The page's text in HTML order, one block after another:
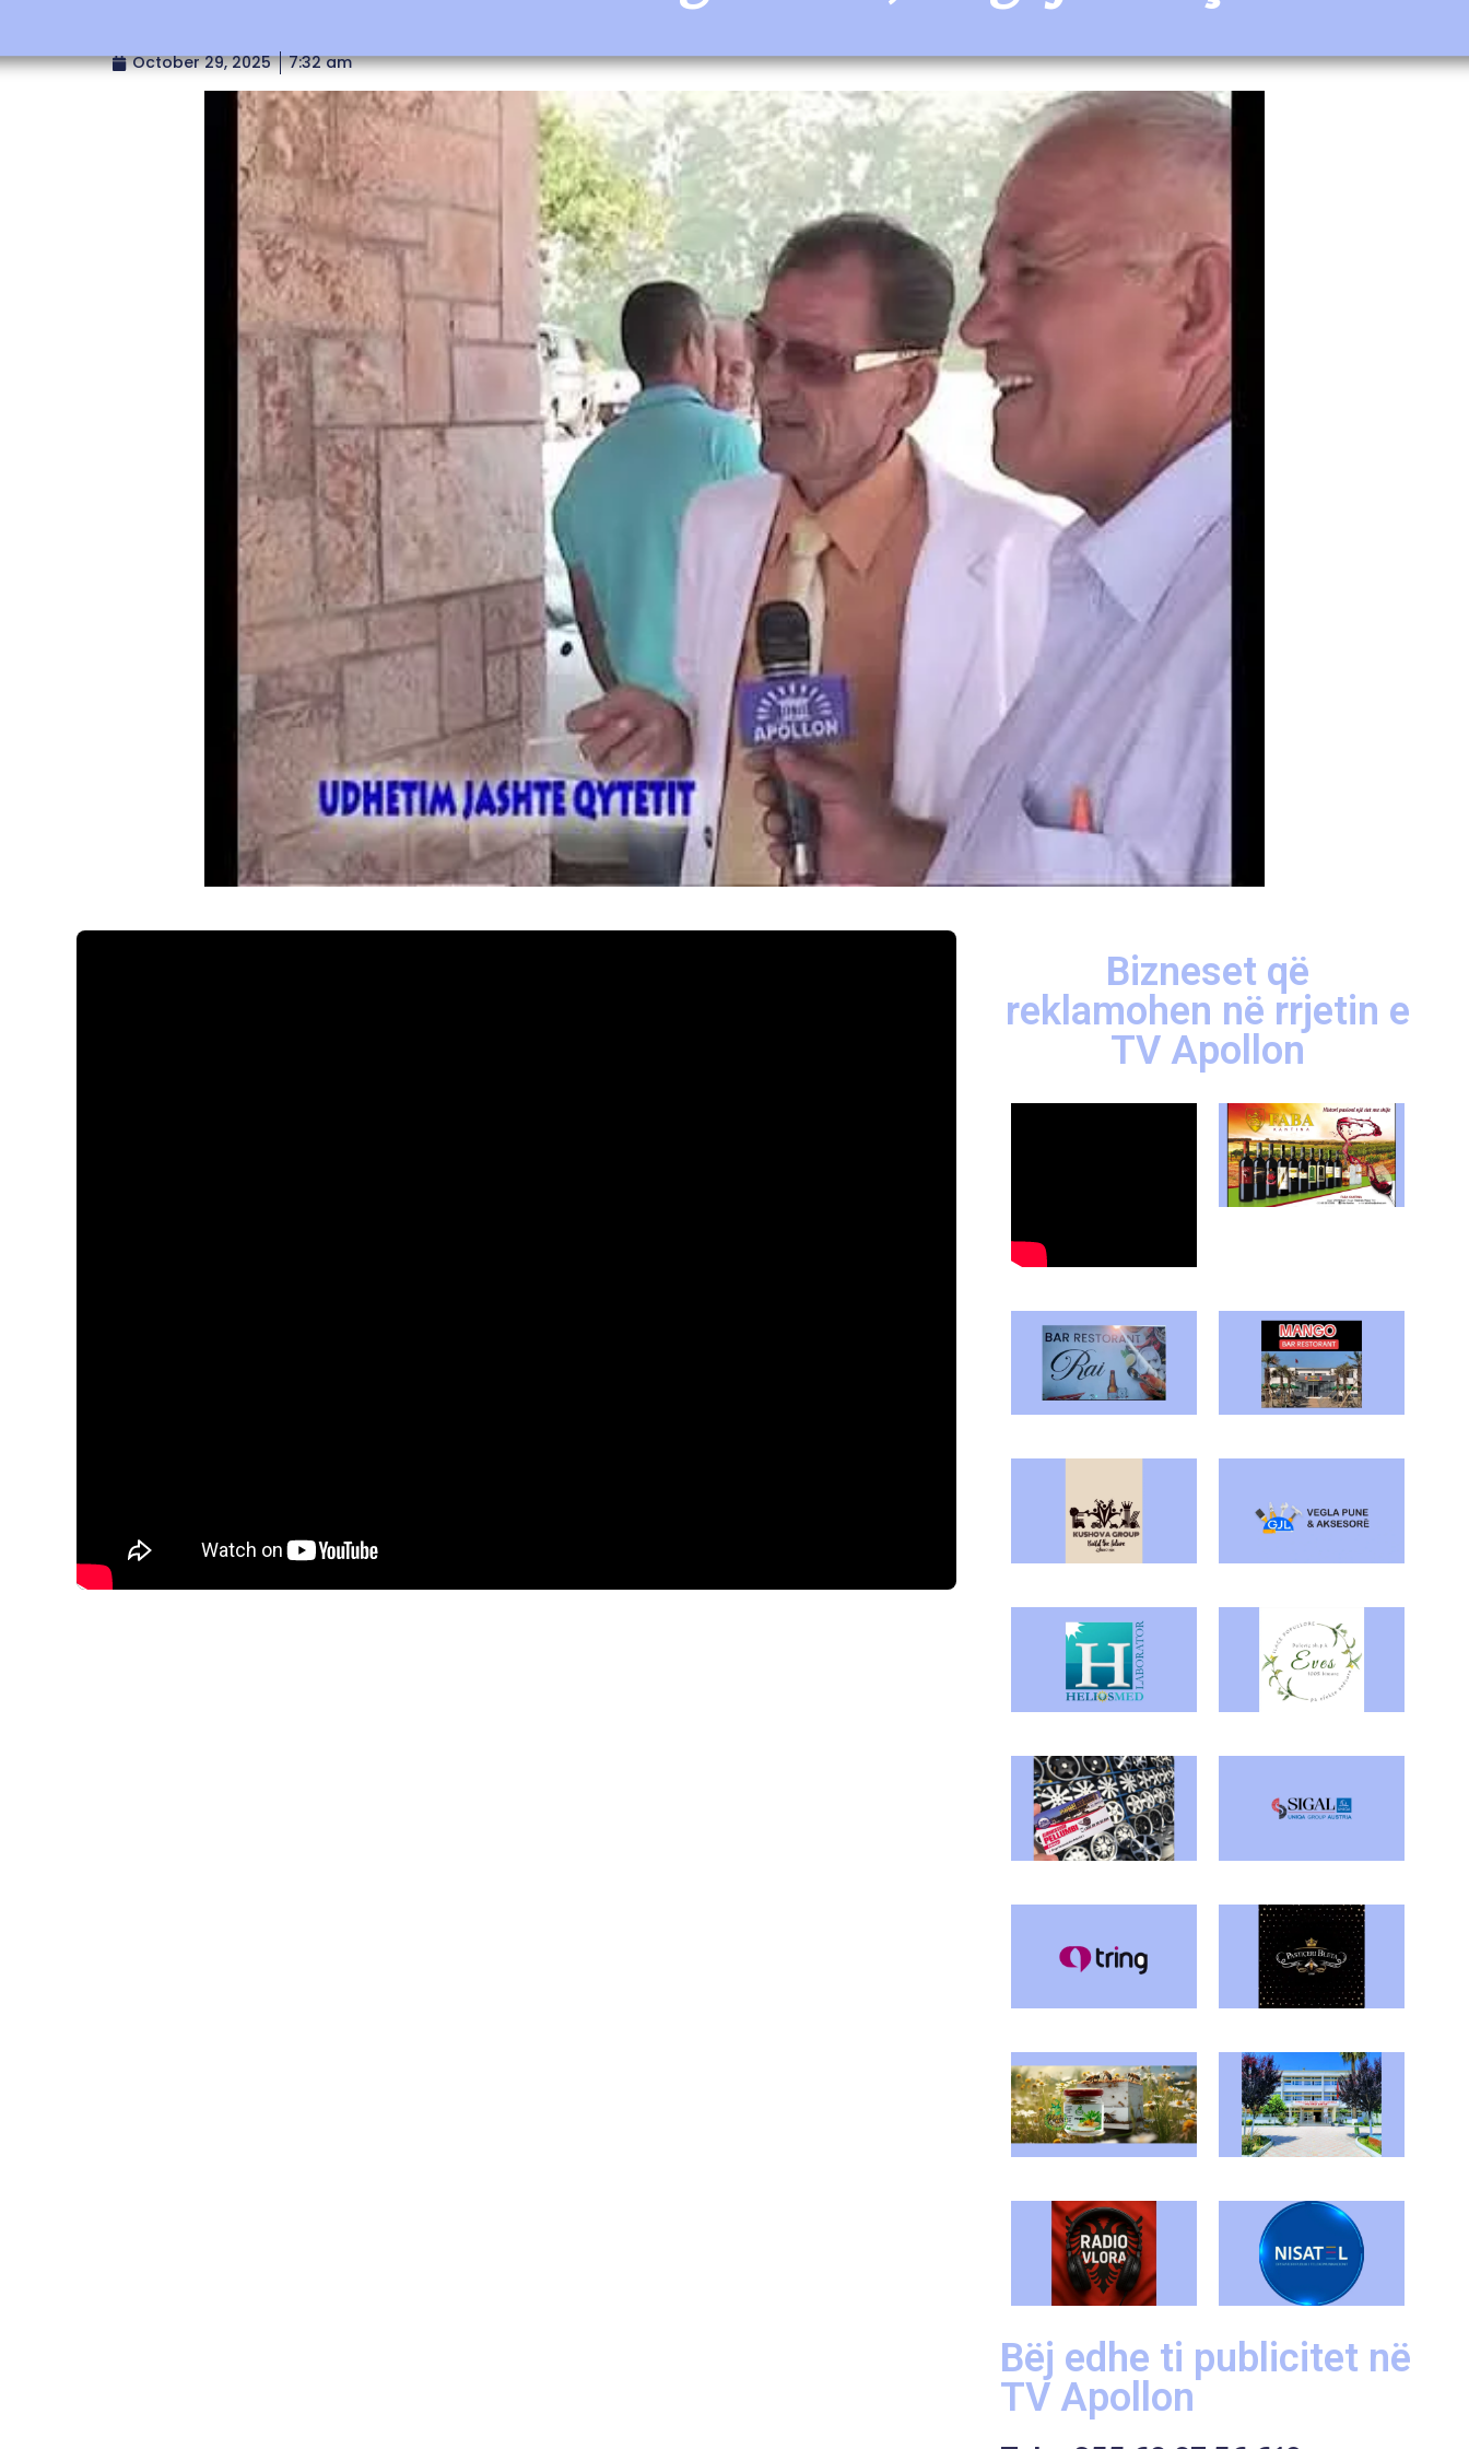
October 29, 2025 7:32 am
Bizneset që
reklamohen në rrjetin e
TV Apollon
Bëj edhe ti publicitet në
TV Apollon